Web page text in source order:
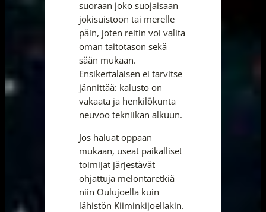
suoraan joko suojaisaan
jokisuistoon tai merelle
päin, joten reitin voi valita
oman taitotason sekä
sään mukaan.
Ensikertalaisen ei tarvitse
jännittää: kalusto on
vakaata ja henkilökunta
neuvoo tekniikan alkuun.
Jos haluat oppaan
mukaan, useat paikalliset
toimijat järjestävät
ohjattuja melontaretkiä
niin Oulujoella kuin
lähistön Kiiminkijoellakin.